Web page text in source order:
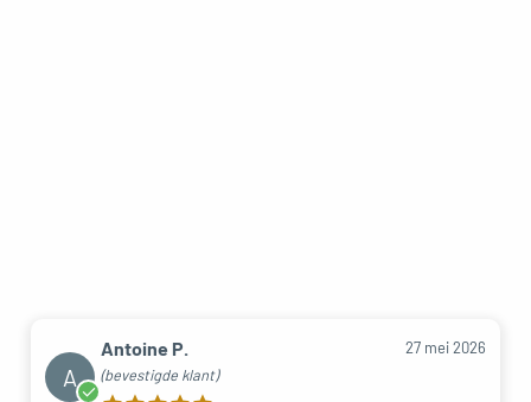
A
Antoine P.
(bevestigde klant)
27 mei 2026